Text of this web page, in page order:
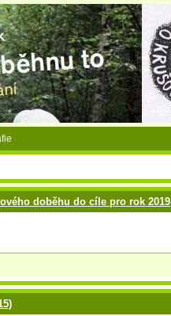
doběhu do cíle pro rok 2019